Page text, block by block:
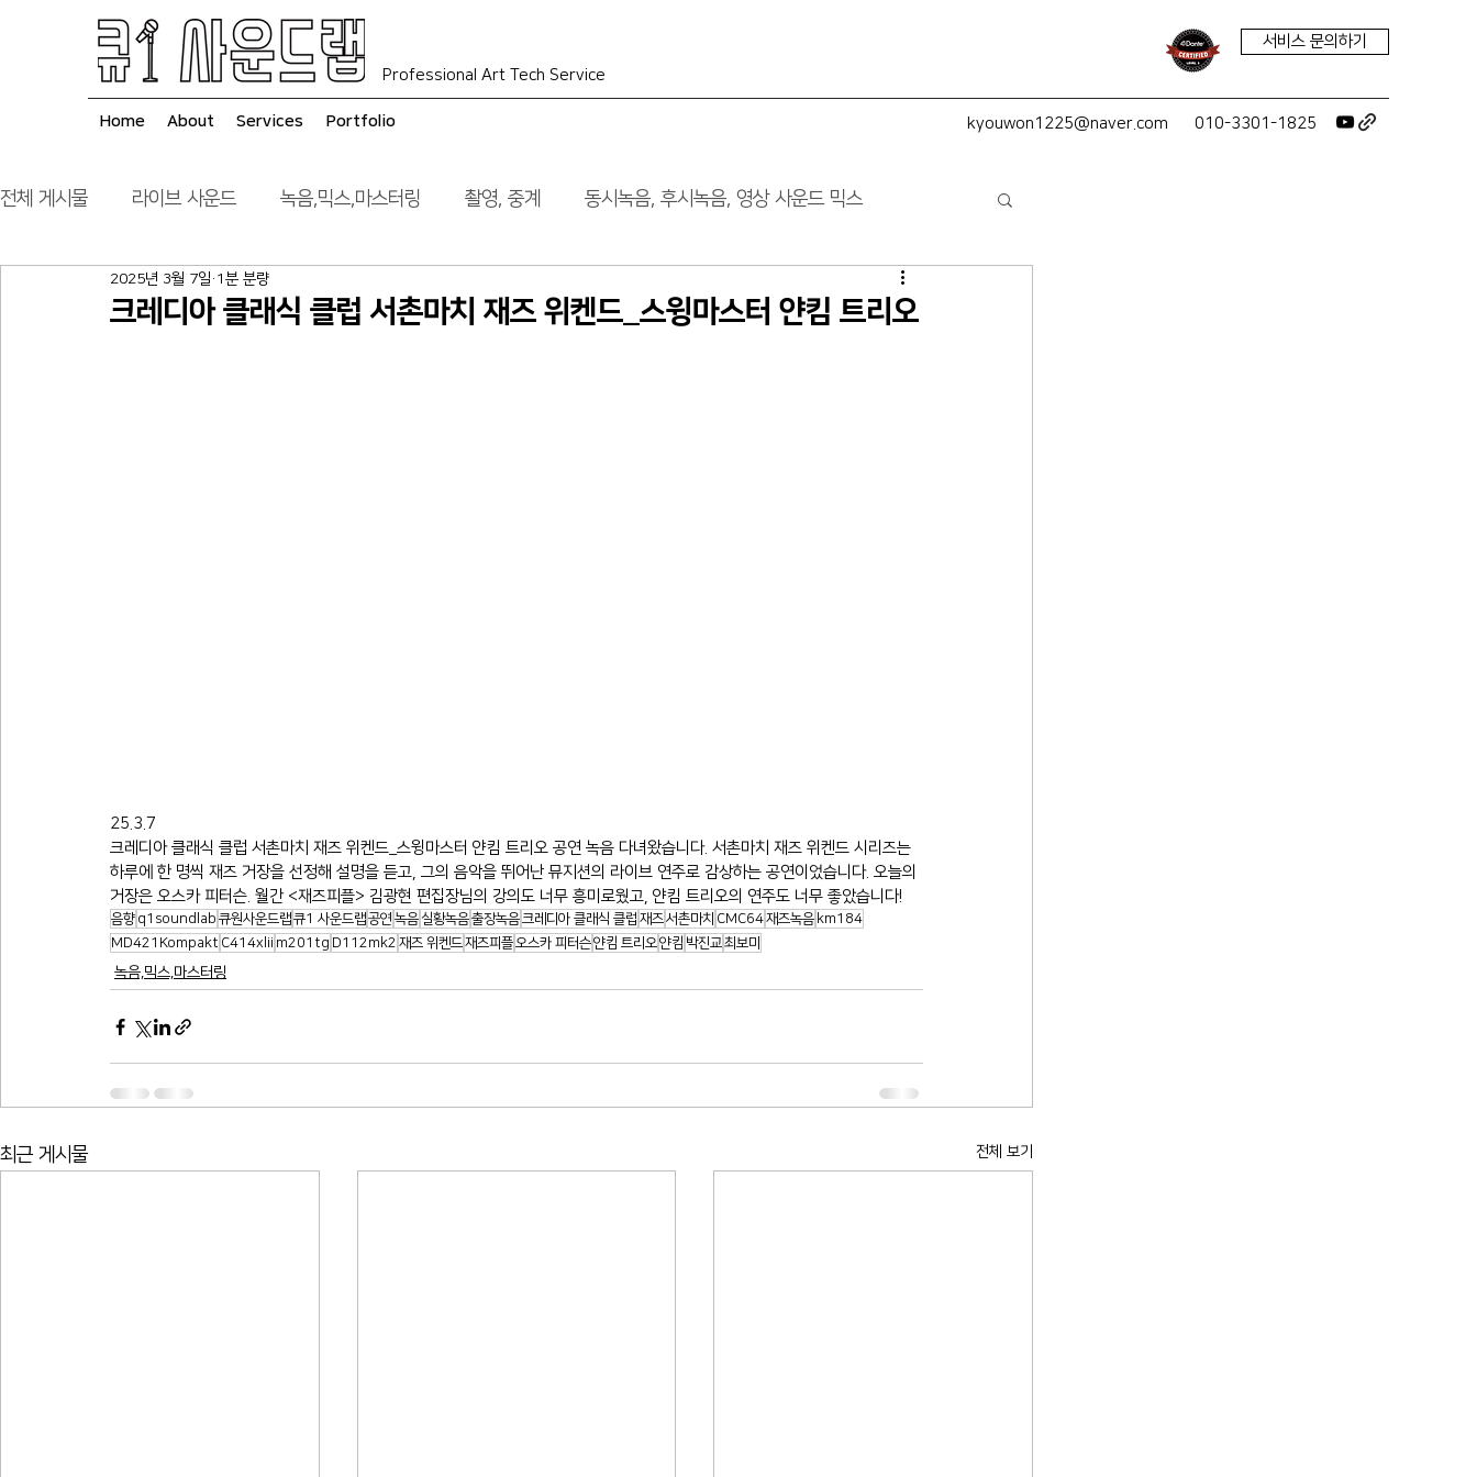
Professional Art Tech Service
서비스 문의하기
Home About Services Portfolio kyouwon1225@naver.com 010-3301-1825
전체 게시물 라이브 사운드 녹음,믹스,마스터링 촬영, 중계 동시녹음, 후시녹음, 영상 사운드 믹스
음향 시스템 컨설팅 시공
크레디아 클래식 클럽 서촌마치 재즈 위켄드_스윙마스터 얀킴 트리오
2025년 3월 7일 1분 분량
25.3.7
크레디아 클래식 클럽 서촌마치 재즈 위켄드_스윙마스터 얀킴 트리오 공연 녹음 다녀왔습니다. 서촌마치 재즈 위켄드 시리즈는
하루에 한 명씩 재즈 거장을 선정해 설명을 듣고, 그의 음악을 뛰어난 뮤지션의 라이브 연주로 감상하는 공연이었습니다. 오늘의
거장은 오스카 피터슨. 월간 <재즈피플> 김광현 편집장님의 강의도 너무 흥미로웠고, 얀킴 트리오의 연주도 너무 좋았습니다!
음향 q1soundlab 큐원사운드랩큐1 사운드랩공연 녹음 실황녹음출장녹음크레디아 클래식 클럽 재즈서촌마치 CMC64재즈녹음 km184
MD421Kompakt C414xlii m201tg D112mk2 재즈 위켄드재즈피플오스카 피터슨얀킴 트리오얀킴 박진교최보미
녹음,믹스,마스터링
최근 게시물 전체 보기